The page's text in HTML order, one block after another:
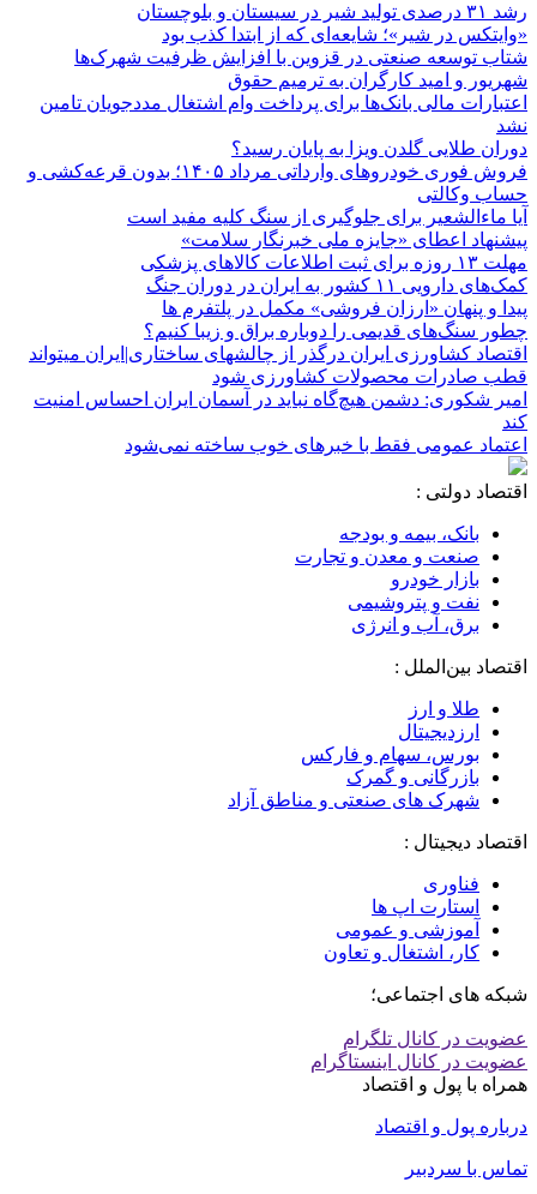
رشد ۳۱ درصدی تولید شیر در سیستان و بلوچستان
«وایتکس در شیر»؛ شایعه‌ای که از ابتدا کذب بود
شتاب توسعه صنعتی در قزوین با افزایش ظرفیت شهرک‌ها
شهریور و امید کارگران به ترمیم حقوق
اعتبارات مالی بانک‌ها برای پرداخت وام اشتغال مددجویان تامین
نشد
دوران طلایی گلدن ویزا به پایان رسید؟
فروش فوری خودروهای وارداتی مرداد ۱۴۰۵؛ بدون قرعه‌کشی و
حساب وکالتی
آیا ماءالشعیر برای جلوگیری از سنگ کلیه مفید است
پیشنهاد اعطای «جایزه ملی خبرنگار سلامت»
مهلت ۱۳ روزه برای ثبت اطلاعات کالاهای پزشکی
کمک‌های دارویی ۱۱ کشور به ایران در دوران جنگ
پیدا و پنهان «ارزان فروشی» مکمل در پلتفرم ها
چطور سنگ‌های قدیمی را دوباره براق و زیبا کنیم؟
اقتصاد کشاورزی ایران درگذر از چالشهای ساختاری|ایران میتواند
قطب صادرات محصولات کشاورزی شود
امیر شکوری: دشمن هیچ‌گاه نباید در آسمان ایران احساس امنیت
کند
اعتماد عمومی فقط با خبرهای خوب ساخته نمی‌شود
اقتصاد دولتی :
بانک، بیمه و بودجه
صنعت و معدن و تجارت
بازار خودرو
نفت و پتروشیمی
برق، آب و انرژی
اقتصاد بین‌الملل :
طلا و ارز
ارزدیجیتال
بورس، سهام و فارکس
بازرگانی و گمرک
شهرک های صنعتی و مناطق آزاد
اقتصاد دیجیتال :
فناوری
استارت اپ ها
آموزشی و عمومی
کار، اشتغال و تعاون
شبکه های اجتماعی؛
عضویت در کانال تلگرام
عضویت در کانال اینستاگرام
همراه با پول و اقتصاد
درباره پول و اقتصاد
تماس با سردبیر